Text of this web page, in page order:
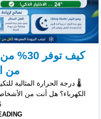
كيف
من
🌡️ درجة الحرارة المثالية
الكهرباء؟ هل أنت من